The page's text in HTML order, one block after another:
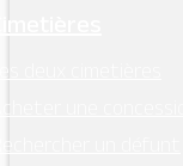
deux cimetières
une concession
un défunt